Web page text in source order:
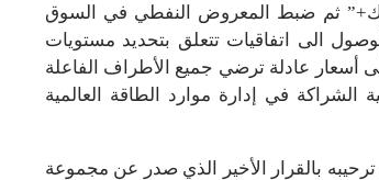
ثم ضبط المعروض النفطي في السوق
الى اتفاقيات تتعلق بتحديد مستويات
أسعار عادلة ترضي جميع الأطراف الفاعلة
في إدارة موارد الطاقة العالمية
بالقرار الأخير الذي صدر عن مجموعة